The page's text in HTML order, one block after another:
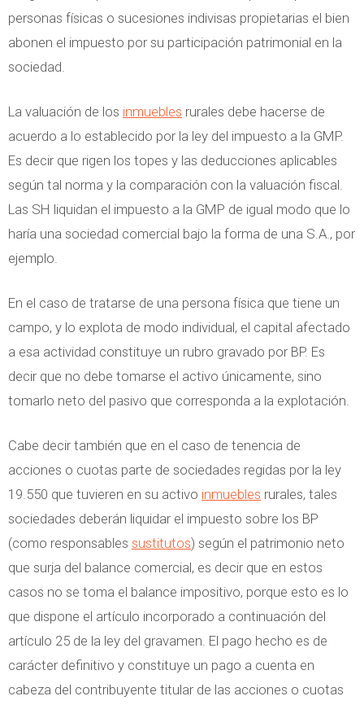
personas físicas o sucesiones indivisas propietarias el bien
abonen el impuesto por su participación patrimonial en la
sociedad.
La valuación de los inmuebles rurales debe hacerse de
acuerdo a lo establecido por la ley del impuesto a la GMP.
Es decir que rigen los topes y las deducciones aplicables
según tal norma y la comparación con la valuación fiscal.
Las SH liquidan el impuesto a la GMP de igual modo que lo
haría una sociedad comercial bajo la forma de una S.A., por
ejemplo.
En el caso de tratarse de una persona física que tiene un
campo, y lo explota de modo individual, el capital afectado
a esa actividad constituye un rubro gravado por BP. Es
decir que no debe tomarse el activo únicamente, sino
tomarlo neto del pasivo que corresponda a la explotación.
Cabe decir también que en el caso de tenencia de
acciones o cuotas parte de sociedades regidas por la ley
19.550 que tuvieren en su activo inmuebles rurales, tales
sociedades deberán liquidar el impuesto sobre los BP
(como responsables sustitutos) según el patrimonio neto
que surja del balance comercial, es decir que en estos
casos no se toma el balance impositivo, porque esto es lo
que dispone el artículo incorporado a continuación del
artículo 25 de la ley del gravamen. El pago hecho es de
carácter definitivo y constituye un pago a cuenta en
cabeza del contribuyente titular de las acciones o cuotas